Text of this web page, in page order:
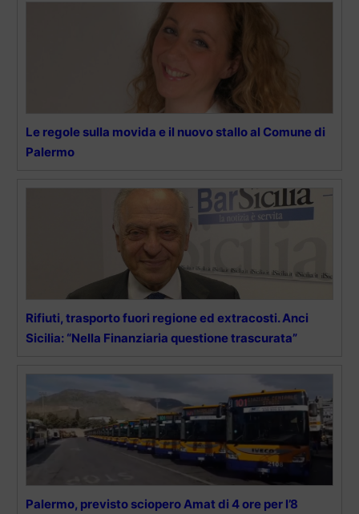
Le regole sulla movida e il nuovo stallo al Comune di
Palermo
Rifiuti, trasporto fuori regione ed extracosti. Anci
Sicilia: “Nella Finanziaria questione trascurata”
Palermo, previsto sciopero Amat di 4 ore per l’8